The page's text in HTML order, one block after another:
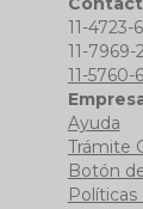
11-
11-
11-5760-
Ayuda
Trámite
Botón
Políticas